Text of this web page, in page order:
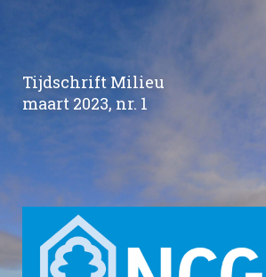
Tijdschrift Milieu
maart 2023, nr. 1